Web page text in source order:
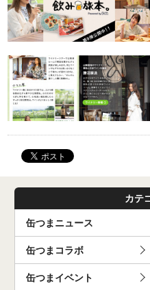
カテ
缶つまニュース
缶つまコラボ
缶つまイベント